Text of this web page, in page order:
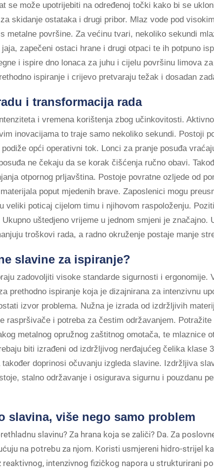
se može upotrijebiti na određenoj točki kako bi se
skidanje ostataka i drugi pribor. Mlaz vode pod
metalne površine. Za većinu tvari, nekoliko sekundi
zapečeni ostaci hrane i drugi otpaci te ih potpuno
i ispire dno lonaca za juhu i cijelu površinu limova
ispiranje i crijevo pretvaraju težak i dosadan
i transformacija rada
i vremena korištenja zbog učinkovitosti.
inovacijama to traje samo nekoliko sekundi. Postoji
opći operativni tok. Lonci za pranje posuđa
ne čekaju da se korak čišćenja ručno obavi.
otpornog prljavština. Postoje povratne ozljede od
poput mjedenih brave. Zaposlenici mogu
veliki poticaj cijelom timu i njihovom raspoloženju.
uštedjeno vrijeme u jednom smjeni je značajno.
troškovi rada, a radno okruženje postaje manje
slavine za ispiranje?
zadovoljiti visoke standarde sigurnosti i ergonomije.
prethodno ispiranje koja je dizajnirana za intenzivnu
izvor problema. Nužna je izrada od izdržljivih
raspršivače i potreba za čestim održavanjem.
metalnog opružnog zaštitnog omotača, te mlaznice
biti izrađeni od izdržljivog nerđajućeg čelika klase
doprinosi očuvanju izgleda slavine. Izdržljiva
stalno održavanje i osigurava sigurnu i pouzdanu
slavina, više nego samo problem
slavinu? Za hrana koja se zaliči? Da. Za
na potrebu za njom. Koristi usmjereni hidro-strijel
intenzivnog fizičkog napora u strukturirani